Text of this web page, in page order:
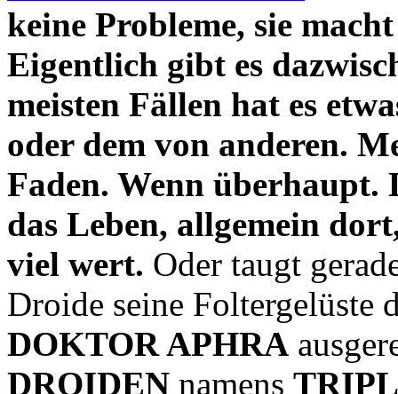
keine Probleme, sie
Eigentlich gibt es
meisten Fällen hat es
oder dem von anderen.
Faden. Wenn
das Leben, allgemein
viel wert. Oder taugt
Droide seine Foltergelüste
DOKTOR APHRA
DROIDEN namens